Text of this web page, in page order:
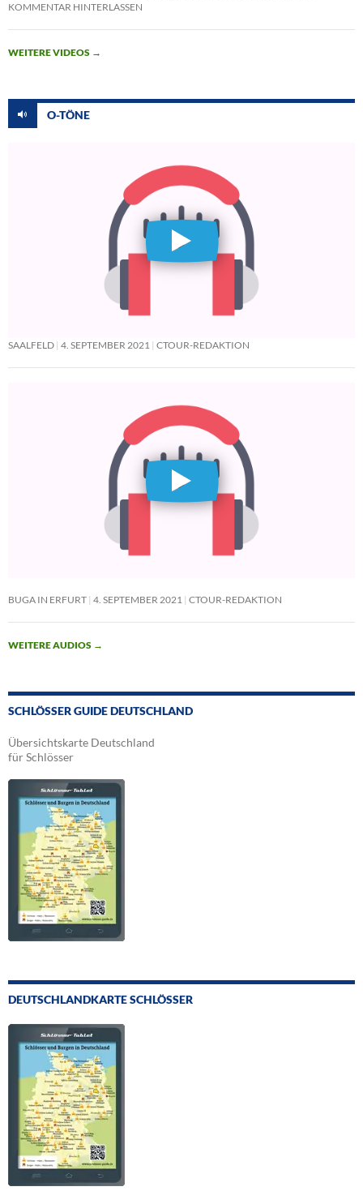
KOMMENTAR HINTERLASSEN
WEITERE VIDEOS →
O-TÖNE
SAALFELD 4. SEPTEMBER 2021 CTOUR-REDAKTION
BUGA IN ERFURT 4. SEPTEMBER 2021 CTOUR-REDAKTION
WEITERE AUDIOS →
SCHLÖSSER GUIDE DEUTSCHLAND
Übersichtskarte Deutschland
für Schlösser
DEUTSCHLANDKARTE SCHLÖSSER